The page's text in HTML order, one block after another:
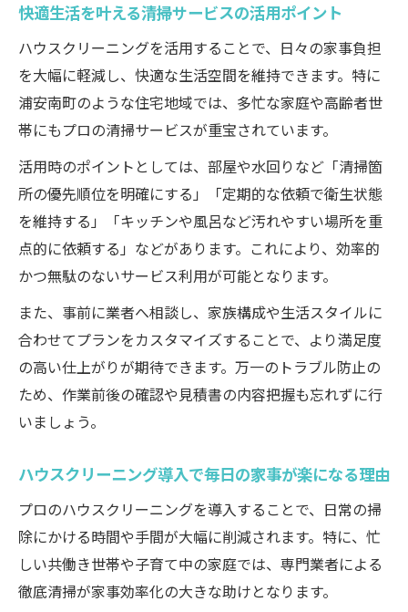
プロが実践するエアコンクリーニングの方
法
水回り清掃で得られる健康メリット
家族を守るための清掃頻度とタイミング
忙しい家庭に適した清掃サービスの選び方
忙しい方におすすめ清掃サービス比較表
家事効率化を目指す清掃プランの選び方
時短につながるハウスクリーニングの活用
法
子育て世帯・ペット家庭向けの配慮ポイン
ト
忙しい家庭が満足するプロの技術とは
快適生活を叶える清掃サービスの活用ポイント
ハウスクリーニングを活用することで、日々の家事負担
を大幅に軽減し、快適な生活空間を維持できます。特に
浦安南町のような住宅地域では、多忙な家庭や高齢者世
帯にもプロの清掃サービスが重宝されています。
活用時のポイントとしては、部屋や水回りなど「清掃箇
所の優先順位を明確にする」「定期的な依頼で衛生状態
を維持する」「キッチンや風呂など汚れやすい場所を重
点的に依頼する」などがあります。これにより、効率的
かつ無駄のないサービス利用が可能となります。
また、事前に業者へ相談し、家族構成や生活スタイルに
合わせてプランをカスタマイズすることで、より満足度
の高い仕上がりが期待できます。万一のトラブル防止の
ため、作業前後の確認や見積書の内容把握も忘れずに行
いましょう。
ハウスクリーニング導入で毎日の家事が楽になる理由
プロのハウスクリーニングを導入することで、日常の掃
除にかける時間や手間が大幅に削減されます。特に、忙
しい共働き世帯や子育て中の家庭では、専門業者による
徹底清掃が家事効率化の大きな助けとなります。